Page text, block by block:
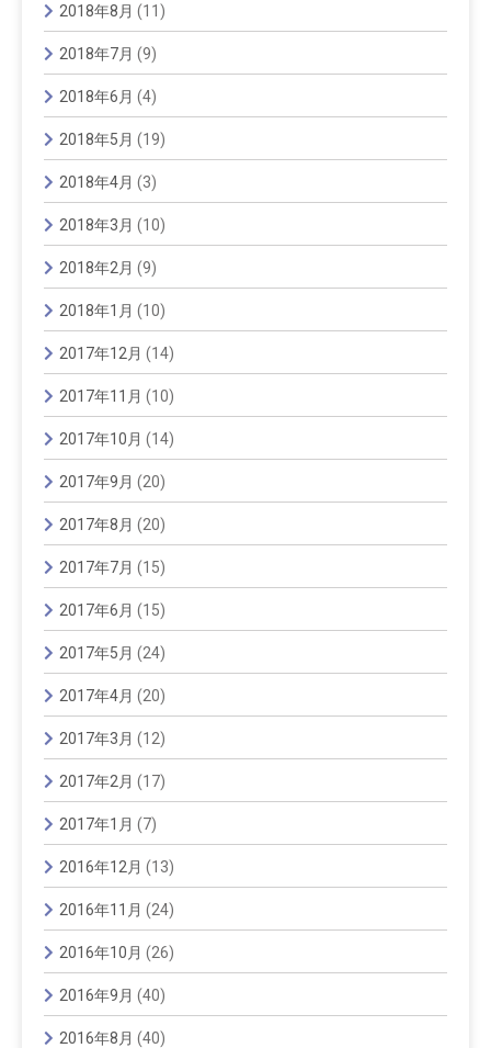
2018年8月 (11)
2018年7月 (9)
2018年6月 (4)
2018年5月 (19)
2018年4月 (3)
2018年3月 (10)
2018年2月 (9)
2018年1月 (10)
2017年12月 (14)
2017年11月 (10)
2017年10月 (14)
2017年9月 (20)
2017年8月 (20)
2017年7月 (15)
2017年6月 (15)
2017年5月 (24)
2017年4月 (20)
2017年3月 (12)
2017年2月 (17)
2017年1月 (7)
2016年12月 (13)
2016年11月 (24)
2016年10月 (26)
2016年9月 (40)
2016年8月 (40)